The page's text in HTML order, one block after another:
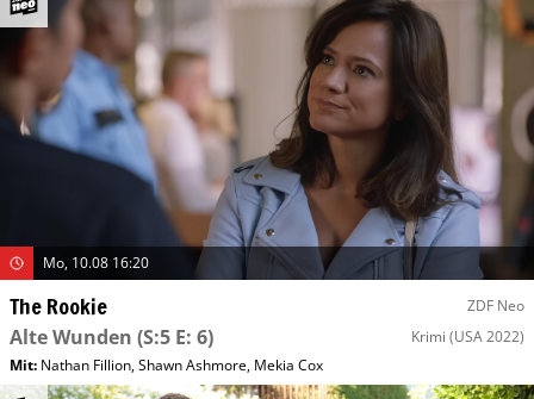
Mo, 10.08 16:20
The Rookie ZDF Neo
Alte Wunden (S:5 E: 6) Krimi (USA 2022)
Mit: Nathan Fillion,Shawn Ashmore, Mekia Cox